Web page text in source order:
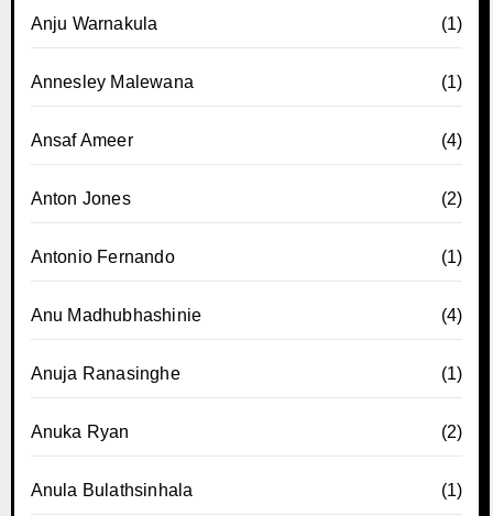
Anju Warnakula (1)
Annesley Malewana (1)
Ansaf Ameer (4)
Anton Jones (2)
Antonio Fernando (1)
Anu Madhubhashinie (4)
Anuja Ranasinghe (1)
Anuka Ryan (2)
Anula Bulathsinhala (1)